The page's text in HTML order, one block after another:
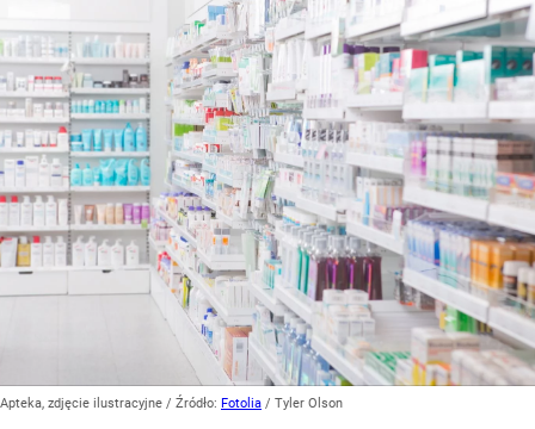
Apteka, zdjęcie ilustracyjne / Źródło: Fotolia / Tyler Olson